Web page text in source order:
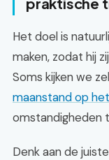
Het doel is
maken, zodat hij
Soms kijken we
maanstand op
omstandigheden
Denk aan de